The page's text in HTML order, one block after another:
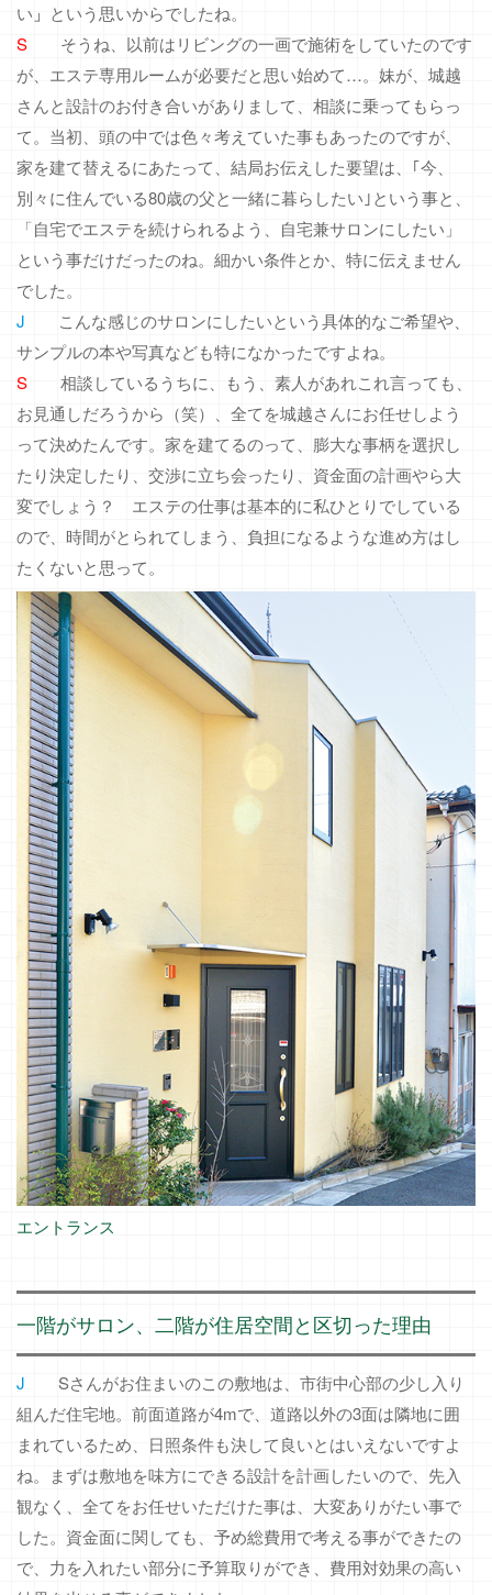
い 」 という思いからでしたね。
S そうね、以前はリビングの一画で施術をしていたのです
が、エステ専用ルームが必要だと思い始めて…。妹が、城越
さんと設計のお付き合いがありまして、相談に乗ってもらっ
て。当初、頭の中では色々考えていた事もあったのですが、
家を建て替えるにあたって、結局お伝えした要望は、｢今、
別々に住んでいる80歳の父と一緒に暮らしたい｣という事と、
「自宅でエステを続けられるよう、自宅兼サロンにしたい」
という事だけだったのね。細かい条件とか、特に伝えません
でした。
J
こんな感じのサロンにしたいという具体的なご希望や、
サンプルの本や写真なども特になかったですよね。
S 相談しているうちに、もう、素人があれこれ言っても、
お見通しだろうから（笑）、全てを城越さんにお任せしよう
って決めたんです。家を建てるのって、膨大な事柄を選択し
たり決定したり、交渉に立ち会ったり、資金面の計画やら大
変でしょう？ エステの仕事は基本的に私ひとりでしている
ので、時間がとられてしまう、負担になるような進め方はし
たくないと思って。
エントランス
一階がサロン、二階が住居空間と区切った理由
J
Sさんがお住まいのこの敷地は、市街中心部の少し入り
組んだ住宅地。前面道路が4mで、道路以外の3面は隣地に囲
まれているため、日照条件も決して良いとはいえないですよ
ね。まずは敷地を味方にできる設計を計画したいので、先入
観なく、全てをお任せいただけた事は、大変ありがたい事で
した。資金面に関しても、予め総費用で考える事ができたの
で、力を入れたい部分に予算取りができ、費用対効果の高い